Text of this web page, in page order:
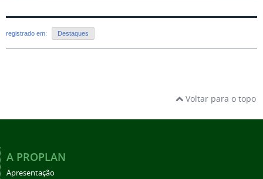
registrado em: Destaques
Voltar para o topo
A PROPLAN
Apresentação